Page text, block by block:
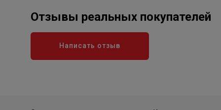
Отзывы реальных покупателей
Написать отзыв